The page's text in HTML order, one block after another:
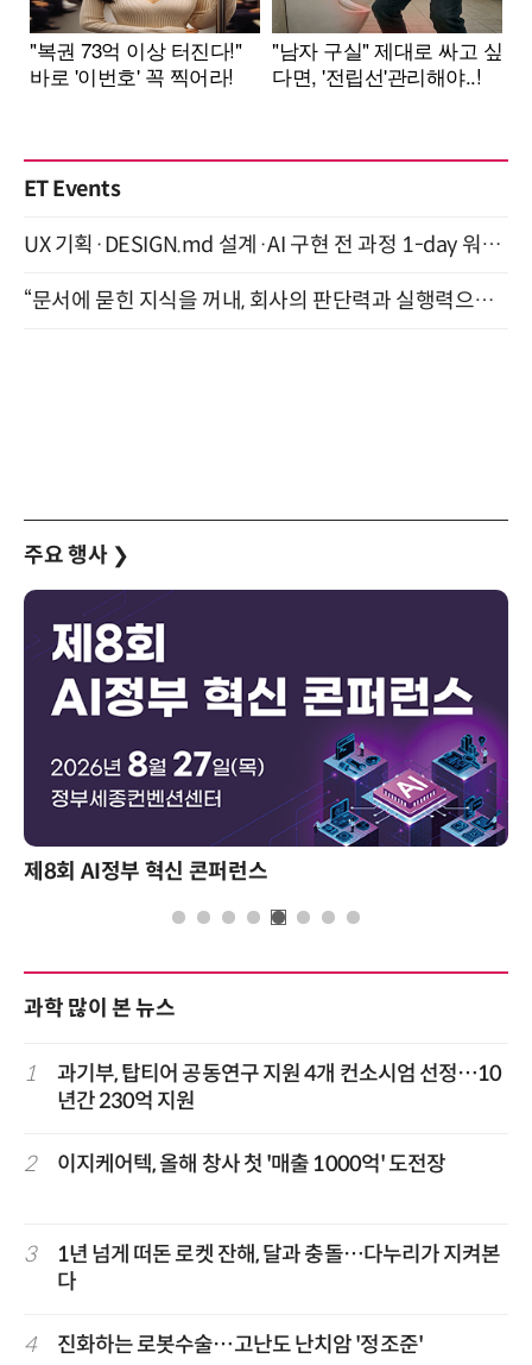
ET Events
UX 기획·DESIGN.md 설계·AI 구현 전 과정 1-day 워크숍 with Claude Code·Codex 9월 15일 개최
“문서에 묻힌 지식을 꺼내, 회사의 판단력과 실행력으로 바꾸다” (8/20)
주요 행사 ❯
제8회 AI정부 혁신 콘퍼런스
과학 많이 본 뉴스
1
과기부, 탑티어 공동연구 지원 4개 컨소시엄 선정…10
년간 230억 지원
2 이지케어텍, 올해 창사 첫 '매출 1000억' 도전장
3
1년 넘게 떠돈 로켓 잔해, 달과 충돌…다누리가 지켜본
다
4 진화하는 로봇수술…고난도 난치암 '정조준'